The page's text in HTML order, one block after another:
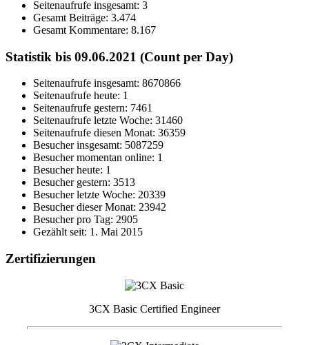
Seitenaufrufe insgesamt: 3
Gesamt Beiträge: 3.474
Gesamt Kommentare: 8.167
Statistik bis 09.06.2021 (Count per Day)
Seitenaufrufe insgesamt: 8670866
Seitenaufrufe heute: 1
Seitenaufrufe gestern: 7461
Seitenaufrufe letzte Woche: 31460
Seitenaufrufe diesen Monat: 36359
Besucher insgesamt: 5087259
Besucher momentan online: 1
Besucher heute: 1
Besucher gestern: 3513
Besucher letzte Woche: 20339
Besucher dieser Monat: 23942
Besucher pro Tag: 2905
Gezählt seit: 1. Mai 2015
Zertifizierungen
3CX Basic Certified Engineer